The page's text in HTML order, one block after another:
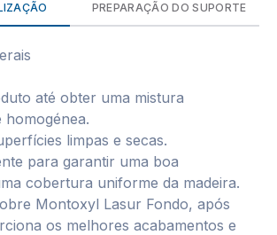
PREPARAÇÃO DO SUPORTE
até obter uma mistura
homogénea.
limpas e secas.
para garantir uma boa
cobertura uniforme da madeira.
Montoxyl Lasur Fondo, após
os melhores acabamentos e